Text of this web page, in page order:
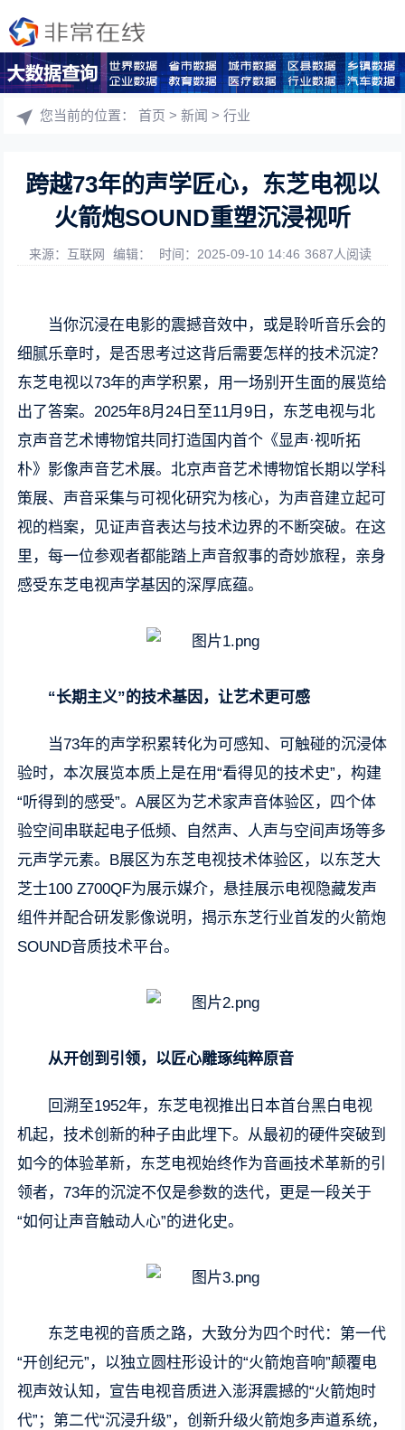
您当前的位置：首页 >新闻 >行业
跨越73年的声学匠心，东芝电视以
火箭炮SOUND重塑沉浸视听
来源：互联网 编辑： 时间：2025-09-10 14:46 3687人阅读
当你沉浸在电影的震撼音效中，或是聆听音乐会的
细腻乐章时，是否思考过这背后需要怎样的技术沉淀？
东芝电视以73年的声学积累，用一场别开生面的展览给
出了答案。2025年8月24日至11月9日，东芝电视与北
京声音艺术博物馆共同打造国内首个《显声·视听拓
朴》影像声音艺术展。北京声音艺术博物馆长期以学科
策展、声音采集与可视化研究为核心，为声音建立起可
视的档案，见证声音表达与技术边界的不断突破。在这
里，每一位参观者都能踏上声音叙事的奇妙旅程，亲身
感受东芝电视声学基因的深厚底蕴。
“长期主义”的技术基因，让艺术更可感
当73年的声学积累转化为可感知、可触碰的沉浸体
验时，本次展览本质上是在用“看得见的技术史”，构建
“听得到的感受”。A展区为艺术家声音体验区，四个体
验空间串联起电子低频、自然声、人声与空间声场等多
元声学元素。B展区为东芝电视技术体验区，以东芝大
芝士100 Z700QF为展示媒介，悬挂展示电视隐藏发声
组件并配合研发影像说明，揭示东芝行业首发的火箭炮
SOUND音质技术平台。
从开创到引领，以匠心雕琢纯粹原音
回溯至1952年，东芝电视推出日本首台黑白电视
机起，技术创新的种子由此埋下。从最初的硬件突破到
如今的体验革新，东芝电视始终作为音画技术革新的引
领者，73年的沉淀不仅是参数的迭代，更是一段关于
“如何让声音触动人心”的进化史。
东芝电视的音质之路，大致分为四个时代：第一代
“开创纪元”，以独立圆柱形设计的“火箭炮音响”颠覆电
视声效认知，宣告电视音质进入澎湃震撼的“火箭炮时
代”；第二代“沉浸升级”，创新升级火箭炮多声道系统，